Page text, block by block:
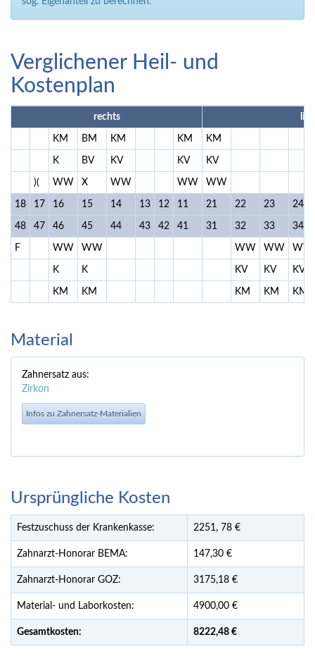
Verglichener Heil- und
Kostenplan
rechts
KM BM KM KM KM
K BV KV KV KV
)( WW X WW WW WW
18 17 16 15 14 13 12 11 21 22 23 24
48 47 46 45 44 43 42 41 31 32 33 34
F WW WW WW WW WW
K K KV KV KV
KM KM KM KM KM
Material
Zahnersatz aus:
Zirkon
Infos zu Zahnersatz-Materialien
Ursprüngliche Kosten
Festzuschuss der Krankenkasse: 2251, 78 €
Zahnarzt-Honorar BEMA: 147,30 €
Zahnarzt-Honorar GOZ: 3175,18 €
Material- und Laborkosten: 4900,00 €
Gesamtkosten: 8222,48 €